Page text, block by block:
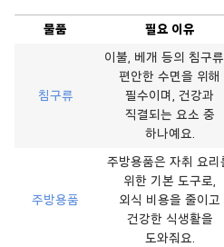
물품 필요 이유
침구류
이불, 베개 등의 침구
편안한 수면을 위해
필수이며, 건강과
직결되는 요소 중
하나예요.
주방용품
주방용품은 자취 요리
위한 기본 도구로,
외식 비용을 줄이고
건강한 식생활을
도와줘요.